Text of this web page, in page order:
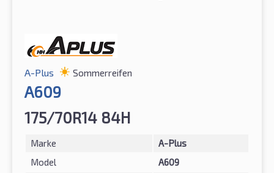
A-Plus Sommerreifen
A609
175/70R14 84H
Marke
A-Plus
Model
A609